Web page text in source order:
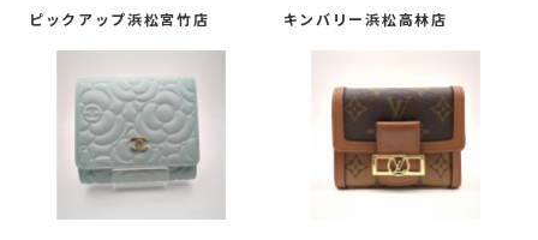
ピックアップ浜松宮竹店 キンバリー浜松高林店